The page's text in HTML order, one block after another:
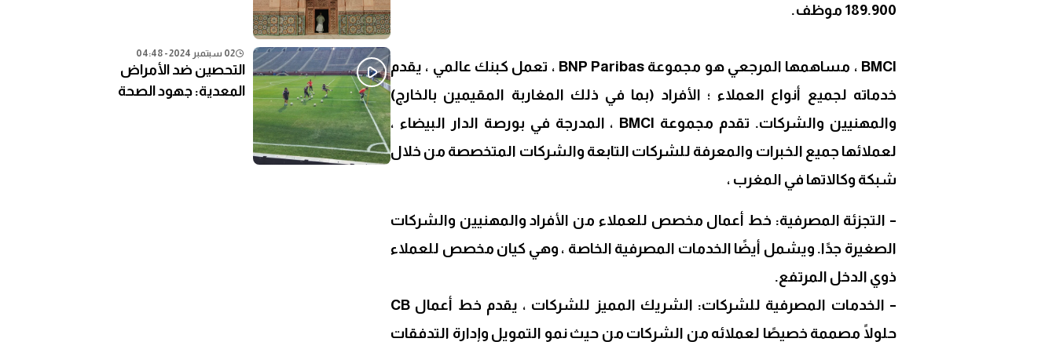
189.900 موظف.
BMCI ، مساهمها المرجعي هو مجموعة BNP Paribas ، تعمل كبنك عالمي ، يقدم
خدماته لجميع أنواع العملاء ؛ الأفراد (بما في ذلك المغاربة المقيمين بالخارج)
والمهنيين والشركات. تقدم مجموعة BMCI ، المدرجة في بورصة الدار البيضاء ،
لعملائها جميع الخبرات والمعرفة للشركات التابعة والشركات المتخصصة من خلال
شبكة وكالاتها في المغرب ،
– التجزئة المصرفية: خط أعمال مخصص للعملاء من الأفراد والمهنيين والشركات
الصغيرة جدًا. ويشمل أيضًا الخدمات المصرفية الخاصة ، وهي كيان مخصص للعملاء
ذوي الدخل المرتفع.
– الخدمات المصرفية للشركات: الشريك المميز للشركات ، يقدم خط أعمال CB
حلولًا مصممة خصيصًا لعملائه من الشركات من حيث نمو التمويل وإدارة التدفقات
02 سبتمبر 2024 - 04:48
التحصين ضد الأمراض
المعدية: جهود الصحة